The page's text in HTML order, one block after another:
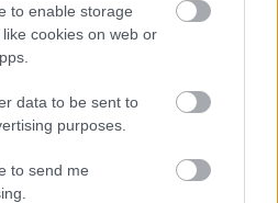
to enable storage
cookies on web or
data to be sent to
purposes.
to send me
helyén" - vörösöket ne
napenergiával működő